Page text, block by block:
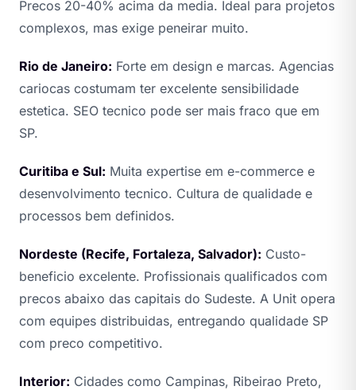
Precos 20-40% acima da media. Ideal para projetos
complexos, mas exige peneirar muito.
Rio de Janeiro: Forte em design e marcas. Agencias
cariocas costumam ter excelente sensibilidade
estetica. SEO tecnico pode ser mais fraco que em
SP.
Curitiba e Sul: Muita expertise em e-commerce e
desenvolvimento tecnico. Cultura de qualidade e
processos bem definidos.
Nordeste (Recife, Fortaleza, Salvador): Custo-
beneficio excelente. Profissionais qualificados com
precos abaixo das capitais do Sudeste. A Unit opera
com equipes distribuidas, entregando qualidade SP
com preco competitivo.
Interior: Cidades como Campinas, Ribeirao Preto,